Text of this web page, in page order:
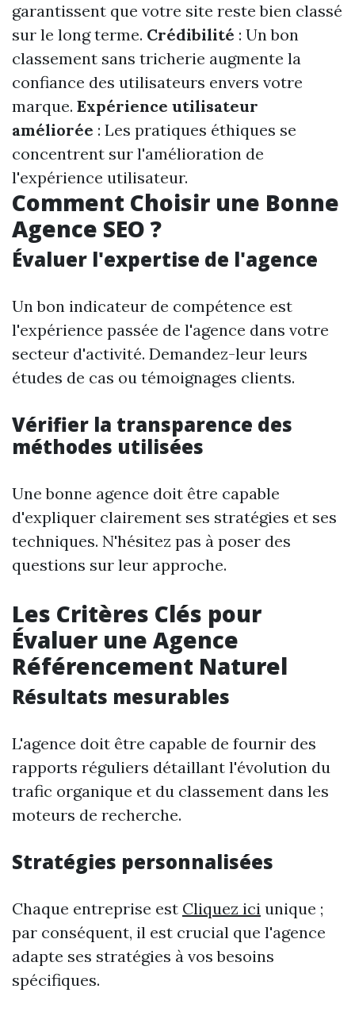
garantissent que votre site reste bien classé
sur le long terme. Crédibilité : Un bon
classement sans tricherie augmente la
confiance des utilisateurs envers votre
marque. Expérience utilisateur
améliorée : Les pratiques éthiques se
concentrent sur l'amélioration de
l'expérience utilisateur.
Comment Choisir une Bonne
Agence SEO ?
Évaluer l'expertise de l'agence
Un bon indicateur de compétence est
l'expérience passée de l'agence dans votre
secteur d'activité. Demandez-leur leurs
études de cas ou témoignages clients.
Vérifier la transparence des
méthodes utilisées
Une bonne agence doit être capable
d'expliquer clairement ses stratégies et ses
techniques. N'hésitez pas à poser des
questions sur leur approche.
Les Critères Clés pour
Évaluer une Agence
Référencement Naturel
Résultats mesurables
L'agence doit être capable de fournir des
rapports réguliers détaillant l'évolution du
trafic organique et du classement dans les
moteurs de recherche.
Stratégies personnalisées
Chaque entreprise est Cliquez ici unique ;
par conséquent, il est crucial que l'agence
adapte ses stratégies à vos besoins
spécifiques.